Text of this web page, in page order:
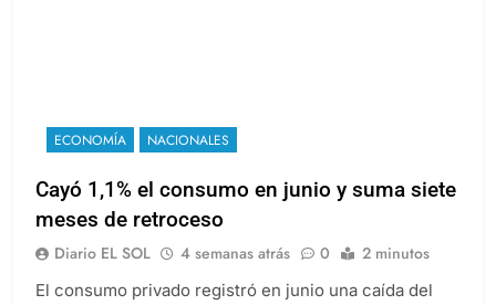
ECONOMÍA NACIONALES
Cayó 1,1% el consumo en junio y suma siete
meses de retroceso
Diario EL SOL 4 semanas atrás 0 2 minutos
El consumo privado registró en junio una caída del